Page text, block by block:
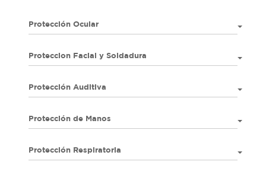
Protección Ocular
Proteccion Facial y Soldadura
Protección Auditiva
Protección de Manos
Protección Respiratoria